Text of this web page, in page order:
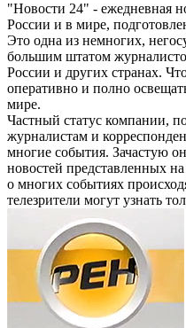
"Новости 24" - ежедневная
России и в мире,
Это одна из немногих,
большим штатом
России и других странах.
оперативно и полно
мире.
Частный статус компании,
журналистам и
многие события. Зачастую
новостей представленных
о многих событиях
телезрители могут узнать